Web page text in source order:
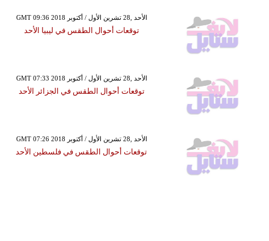
GMT 09:36 2018 الأحد ,28 تشرين الأول / أكتوبر
توقعات أحوال الطقس في ليبيا الأحد
GMT 07:33 2018 الأحد ,28 تشرين الأول / أكتوبر
توقعات أحوال الطقس في الجزائر الأحد
GMT 07:26 2018 الأحد ,28 تشرين الأول / أكتوبر
توقعات أحوال الطقس في فلسطين الأحد